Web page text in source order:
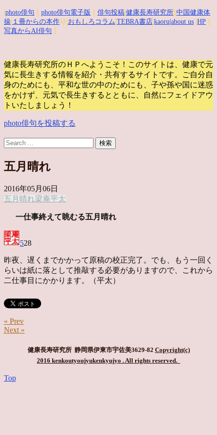
photo俳句 photo俳句電子版 俳句投稿 健康長寿研究所 中国健康体
操 １冊からの本作 り| おもしろコラム TEBRA書店 kaoru |about us HP
写真からAI俳句
健康長寿研究所のＨＰへようこそ！このサイトは、健康で元
気に長生きする情報を紹介・共有するサイトです。
ご自分自
身のためにも、平和な世の中のためにも、子や孫や国に迷惑
をかけず、元気で長生きするとともに、自然にフェイドアウ
トいたしましょう！
photo俳句を投稿する
五月晴れ
2016年05月06日
五月晴れ梁庵平太
一仕事終えて眺むる五月晴れ
528
昨夜、遅くまでかかって原稿の校正完了。でも、もう一回く
らいは紙に落として推敲する必要がありますので、これから
二仕事目にかかります。（平太）
« Prev
Next »
健康長寿研究所 静岡県伊東市宇佐美3629-82 Copyright(c)
2016 kenkoutyoujyukenkyujyo . All rights reserved.
Top